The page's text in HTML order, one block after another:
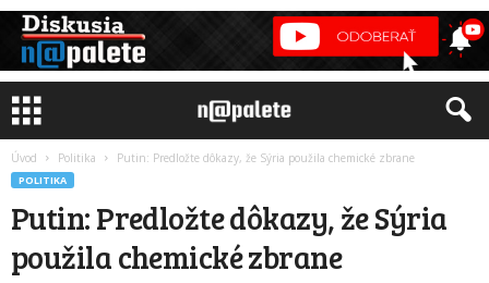
Úvod Politika Putin: Predložte dôkazy, že Sýria použila chemické zbrane
POLITIKA
Putin: Predložte dôkazy, že Sýria
použila chemické zbrane